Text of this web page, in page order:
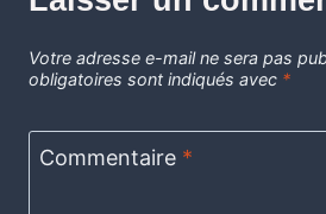
Votre adresse e-mail ne sera pas
obligatoires sont indiqués avec *
Commentaire *